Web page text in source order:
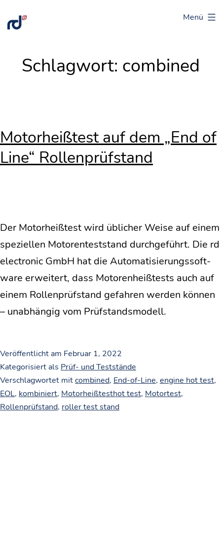
Inhalt
Intelligent
Menü
Schlagwort: combined
Motor­heiß­test auf dem „End of
Line“ Rollenprüfstand
Der Motor­heiß­test wird übli­cher Wei­se auf einem
spe­zi­el­len Moto­ren­test­stand durch­ge­führt. Die rd
elec­tro­nic GmbH hat die Auto­ma­ti­sie­rungs­soft­
ware erwei­tert, dass Moto­ren­heiß­tests auch auf
einem Rol­len­prüf­stand gefah­ren wer­den kön­nen
– unab­hän­gig vom Prüfstandsmodell.
Veröffentlicht am Februar 1, 2022
Kategorisiert als Prüf- und Teststände
Verschlagwortet mitcombined, End-of-Line, engine hot test,
EOL, kombiniert, Motorheißtesthot test, Motortest,
Rollenprüfstand, roller test stand